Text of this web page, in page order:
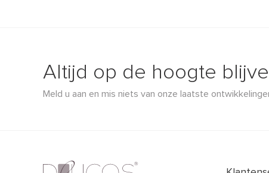
Altijd op de hoogte
Meld u aan en mis niets van onze laatste